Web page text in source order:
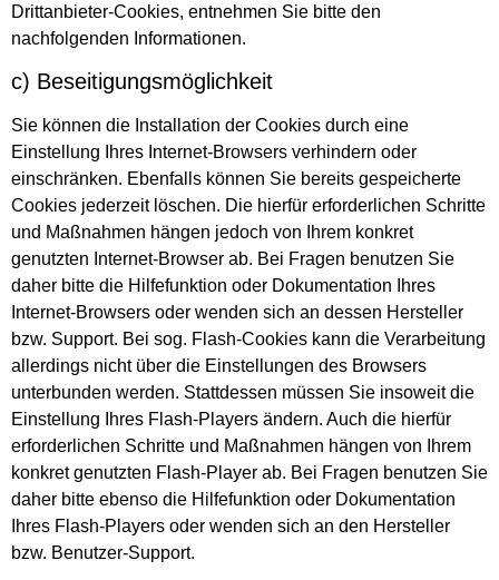
Drittanbieter-Cookies, entnehmen Sie bitte den
nachfolgenden Informationen.
c) Beseitigungsmöglichkeit
Sie können die Installation der Cookies durch eine
Einstellung Ihres Internet-Browsers verhindern oder
einschränken. Ebenfalls können Sie bereits gespeicherte
Cookies jederzeit löschen. Die hierfür erforderlichen Schritte
und Maßnahmen hängen jedoch von Ihrem konkret
genutzten Internet-Browser ab. Bei Fragen benutzen Sie
daher bitte die Hilfefunktion oder Dokumentation Ihres
Internet-Browsers oder wenden sich an dessen Hersteller
bzw. Support. Bei sog. Flash-Cookies kann die Verarbeitung
allerdings nicht über die Einstellungen des Browsers
unterbunden werden. Stattdessen müssen Sie insoweit die
Einstellung Ihres Flash-Players ändern. Auch die hierfür
erforderlichen Schritte und Maßnahmen hängen von Ihrem
konkret genutzten Flash-Player ab. Bei Fragen benutzen Sie
daher bitte ebenso die Hilfefunktion oder Dokumentation
Ihres Flash-Players oder wenden sich an den Hersteller
bzw. Benutzer-Support.